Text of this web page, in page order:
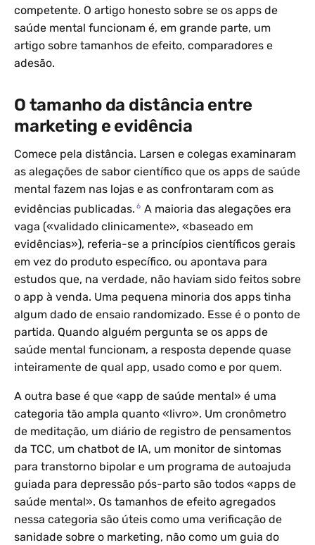
competente. O artigo honesto sobre se os apps de
saúde mental funcionam é, em grande parte, um
artigo sobre tamanhos de efeito, comparadores e
adesão.
O tamanho da distância entre
marketing e evidência
Comece pela distância. Larsen e colegas examinaram
as alegações de sabor científico que os apps de saúde
mental fazem nas lojas e as confrontaram com as
evidências publicadas. 6 A maioria das alegações era
vaga («validado clinicamente», «baseado em
evidências»), referia-se a princípios científicos gerais
em vez do produto específico, ou apontava para
estudos que, na verdade, não haviam sido feitos sobre
o app à venda. Uma pequena minoria dos apps tinha
algum dado de ensaio randomizado. Esse é o ponto de
partida. Quando alguém pergunta se os apps de
saúde mental funcionam, a resposta depende quase
inteiramente de qual app, usado como e por quem.
A outra base é que «app de saúde mental» é uma
categoria tão ampla quanto «livro». Um cronômetro
de meditação, um diário de registro de pensamentos
da TCC, um chatbot de IA, um monitor de sintomas
para transtorno bipolar e um programa de autoajuda
guiada para depressão pós-parto são todos «apps de
saúde mental». Os tamanhos de efeito agregados
nessa categoria são úteis como uma verificação de
sanidade sobre o marketing, não como um guia do